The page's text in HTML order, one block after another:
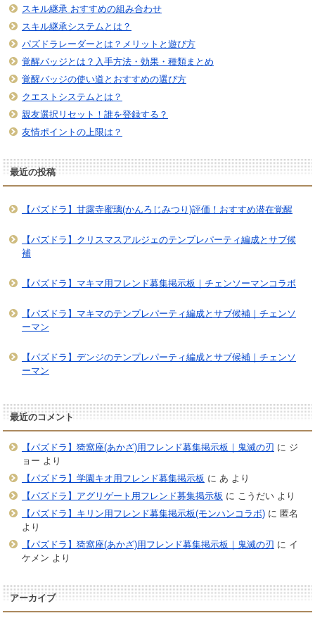
スキル継承 おすすめの組み合わせ
スキル継承システムとは？
パズドラレーダーとは？メリットと遊び方
覚醒バッジとは？入手方法・効果・種類まとめ
覚醒バッジの使い道とおすすめの選び方
クエストシステムとは？
親友選択リセット！誰を登録する？
友情ポイントの上限は？
最近の投稿
【パズドラ】甘露寺蜜璃(かんろじみつり)評価！おすすめ潜在覚醒
【パズドラ】クリスマスアルジェのテンプレパーティ編成とサブ候
補
【パズドラ】マキマ用フレンド募集掲示板｜チェンソーマンコラボ
【パズドラ】マキマのテンプレパーティ編成とサブ候補｜チェンソ
ーマン
【パズドラ】デンジのテンプレパーティ編成とサブ候補｜チェンソ
ーマン
最近のコメント
【パズドラ】猗窩座(あかざ)用フレンド募集掲示板｜鬼滅の刃 に ジ
ョー より
【パズドラ】学園キオ用フレンド募集掲示板 に あ より
【パズドラ】アグリゲート用フレンド募集掲示板 に こうだいより
【パズドラ】キリン用フレンド募集掲示板(モンハンコラボ)に 匿名
より
【パズドラ】猗窩座(あかざ)用フレンド募集掲示板｜鬼滅の刃 に イ
ケメン より
アーカイブ